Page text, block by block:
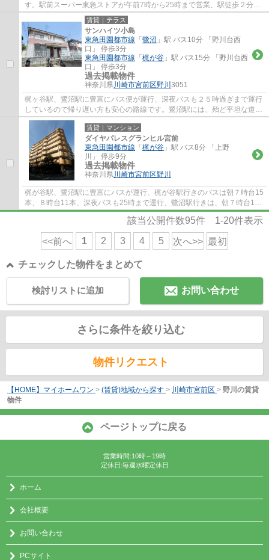
す。駅前スーパー東急ストアが午前7時から25時まで営業、駅徒歩２分の
高津郵便局は、高津区の本局で不在時の荷物...
賃貸｜テラス
サンハイツ小島
東急田園都市線 「 鷺沼 」駅 バス10分 「野川台西
口」 停歩3分
東急田園都市線 「 梶が谷 」駅 バス15分 「野川台西
口」 停歩3分
過去掲載物件
神奈川県川崎市宮前区野川 3051
梶ヶ谷駅、鷺沼駅に豊富にバス便が運行、深夜バスも２５時過ぎまで運行
しているので帰り遅い方も安心の路線です。鷺沼駅には、殆ど平坦な道の
りなので自転車で通勤通学している方も多...
賃貸｜マンション
ダイヤパレスグランヒル宮前
東急田園都市線 「 梶が谷 」駅 バス8分 「上野
川」 停歩9分
過去掲載物件
神奈川県川崎市宮前区野川
梶が谷駅、鷺沼駅に豊富にバスが運行、梶が谷駅行きのバスは朝７時台15
本、８時台11本、深夜バスも25時まで運行、鷺沼駅行きは、朝７時台12
本、８時台13本、深夜25時23分まで運行、宮...
該当公開件数95件 1-20件表示
<<前へ 1 2 3 4 5 次へ>> 最初
チェックした物件をまとめて
お問い合わせ
検討リストに追加
さらに条件を絞り込む
物件リクエスト
【HOME】マイホームワン > (賃貸)地域から探す > 川崎市宮前区 > 野川の賃貸
物件
ページトップに戻る
営業時間:10時～19時
定休日:毎週水曜定休日
ホーム
会社概要
お問い合わせ
PCサイト